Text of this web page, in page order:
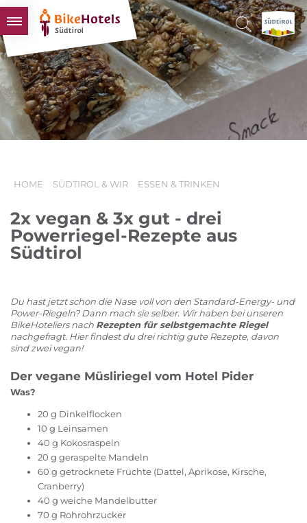
BIKEHOTELS
HOTELS & PAKETE
TOUREN & REVIERE
SÜDTIROL & WIR
HOME SÜDTIROL & WIR ESSEN & TRINKEN
2x vegan & 3x gut - drei
Powerriegel-Rezepte aus
Südtirol
Du hast jetzt schon die Nase voll von den Standard-Energy- und
Power-Riegeln? Dann mach sie selber. Wir haben bei unseren
BikeHoteliers nach Rezepten für selbstgemachte Riegel
nachgefragt. Hier findest du drei richtig gute Rezepte, davon
sind zwei vegan!
Der vegane Müsliriegel vom Hotel Pider
Was?
20 g Dinkelflocken
10 g Leinsamen
40 g Kokosraspeln
20 g geraspelte Mandeln
60 g getrocknete Früchte (Dattel, Aprikose, Kirsche,
Cranberry)
40 g weiche Mandelbutter
70 g Rohrohrzucker